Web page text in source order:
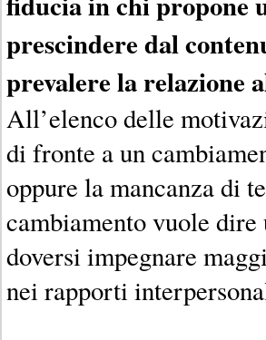
prescindere dal
prevalere la relazione
All’elenco delle
di fronte a un
oppure la mancanza di
cambiamento vuole
doversi impegnare
nei rapporti